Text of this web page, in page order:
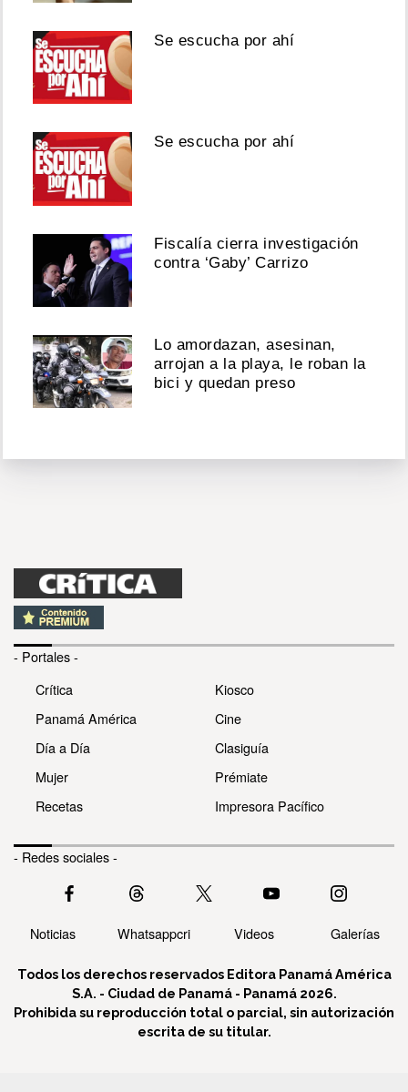
Se escucha por ahí
Se escucha por ahí
Fiscalía cierra investigación
contra ‘Gaby’ Carrizo
Lo amordazan, asesinan,
arrojan a la playa, le roban la
bici y quedan preso
- Portales -
Crítica
Panamá América
Día a Día
Mujer
Recetas
Kiosco
Cine
Clasiguía
Prémiate
Impresora Pacífico
- Redes sociales -
Noticias Whatsappcri Videos Galerías
Todos los derechos reservados Editora Panamá América
S.A. - Ciudad de Panamá - Panamá 2026.
Prohibida su reproducción total o parcial, sin autorización
escrita de su titular.